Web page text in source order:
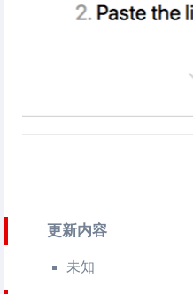
更新内容
未知